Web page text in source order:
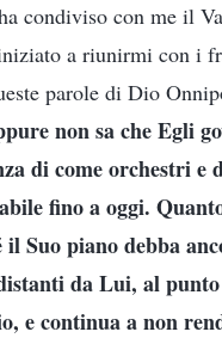
condiviso con me il
a riunirmi con i
parole di Dio
non sa che Egli
di come orchestri e
fino a oggi.
Suo piano debba
da Lui, al punto
e continua a non